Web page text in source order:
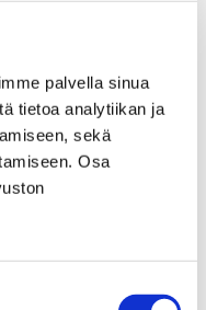
palvella sinua
tietoa analytiikan ja
sekä
Osa